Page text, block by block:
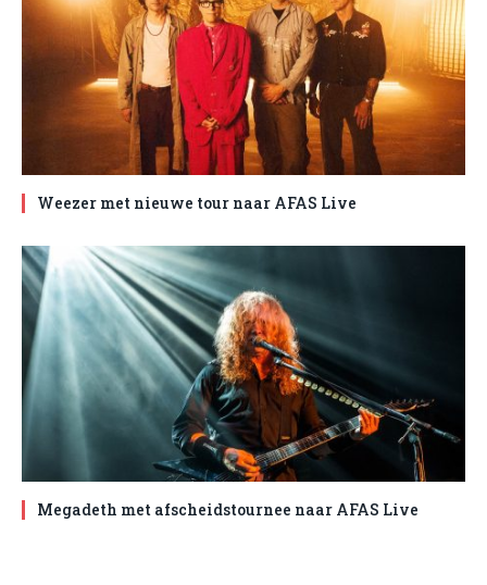
Weezer met nieuwe tour naar AFAS Live
Megadeth met afscheidstournee naar AFAS Live